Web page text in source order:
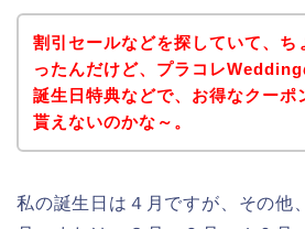
割引セールなどを探していて、ち
ったんだけど、プラコレ
誕生日特典などで、お得なクーポ
貰えないのかな～。
私の誕生日は４月ですが、その他